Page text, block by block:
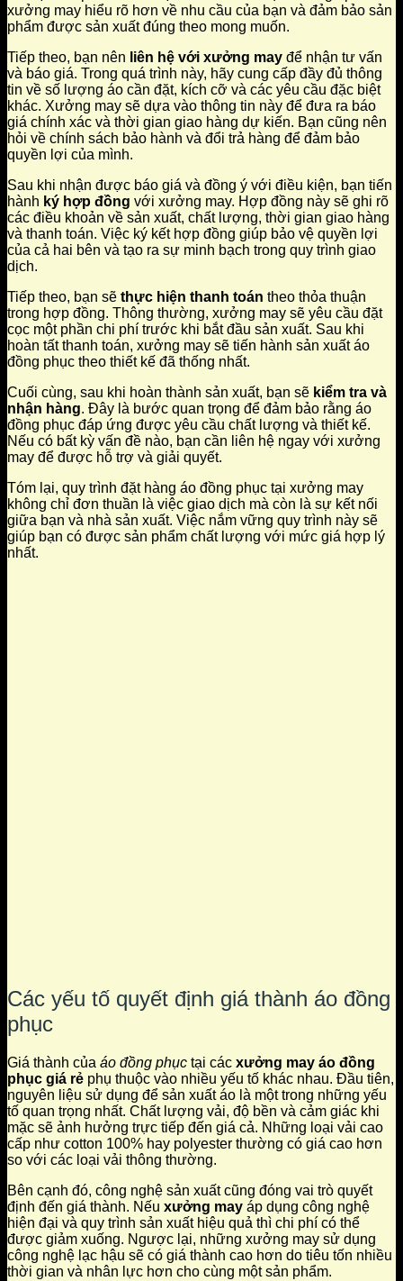
xưởng may hiểu rõ hơn về nhu cầu của bạn và đảm bảo sản
phẩm được sản xuất đúng theo mong muốn.
Tiếp theo, bạn nên liên hệ với xưởng may để nhận tư vấn
và báo giá. Trong quá trình này, hãy cung cấp đầy đủ thông
tin về số lượng áo cần đặt, kích cỡ và các yêu cầu đặc biệt
khác. Xưởng may sẽ dựa vào thông tin này để đưa ra báo
giá chính xác và thời gian giao hàng dự kiến. Bạn cũng nên
hỏi về chính sách bảo hành và đổi trả hàng để đảm bảo
quyền lợi của mình.
Sau khi nhận được báo giá và đồng ý với điều kiện, bạn tiến
hành ký hợp đồng với xưởng may. Hợp đồng này sẽ ghi rõ
các điều khoản về sản xuất, chất lượng, thời gian giao hàng
và thanh toán. Việc ký kết hợp đồng giúp bảo vệ quyền lợi
của cả hai bên và tạo ra sự minh bạch trong quy trình giao
dịch.
Tiếp theo, bạn sẽ thực hiện thanh toán theo thỏa thuận
trong hợp đồng. Thông thường, xưởng may sẽ yêu cầu đặt
cọc một phần chi phí trước khi bắt đầu sản xuất. Sau khi
hoàn tất thanh toán, xưởng may sẽ tiến hành sản xuất áo
đồng phục theo thiết kế đã thống nhất.
Cuối cùng, sau khi hoàn thành sản xuất, bạn sẽ kiểm tra và
nhận hàng. Đây là bước quan trọng để đảm bảo rằng áo
đồng phục đáp ứng được yêu cầu chất lượng và thiết kế.
Nếu có bất kỳ vấn đề nào, bạn cần liên hệ ngay với xưởng
may để được hỗ trợ và giải quyết.
Tóm lại, quy trình đặt hàng áo đồng phục tại xưởng may
không chỉ đơn thuần là việc giao dịch mà còn là sự kết nối
giữa bạn và nhà sản xuất. Việc nắm vững quy trình này sẽ
giúp bạn có được sản phẩm chất lượng với mức giá hợp lý
nhất.
Các yếu tố quyết định giá thành áo đồng
phục
Giá thành của áo đồng phục tại các xưởng may áo đồng
phục giá rẻ phụ thuộc vào nhiều yếu tố khác nhau. Đầu tiên,
nguyên liệu sử dụng để sản xuất áo là một trong những yếu
tố quan trọng nhất. Chất lượng vải, độ bền và cảm giác khi
mặc sẽ ảnh hưởng trực tiếp đến giá cả. Những loại vải cao
cấp như cotton 100% hay polyester thường có giá cao hơn
so với các loại vải thông thường.
Bên cạnh đó, công nghệ sản xuất cũng đóng vai trò quyết
định đến giá thành. Nếu xưởng may áp dụng công nghệ
hiện đại và quy trình sản xuất hiệu quả thì chi phí có thể
được giảm xuống. Ngược lại, những xưởng may sử dụng
công nghệ lạc hậu sẽ có giá thành cao hơn do tiêu tốn nhiều
thời gian và nhân lực hơn cho cùng một sản phẩm.